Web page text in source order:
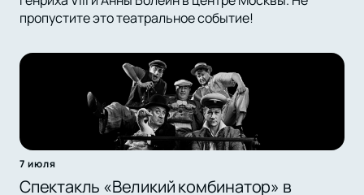
пропустите это театральное событие!
7 июля
Спектакль «Великий комбинатор» в